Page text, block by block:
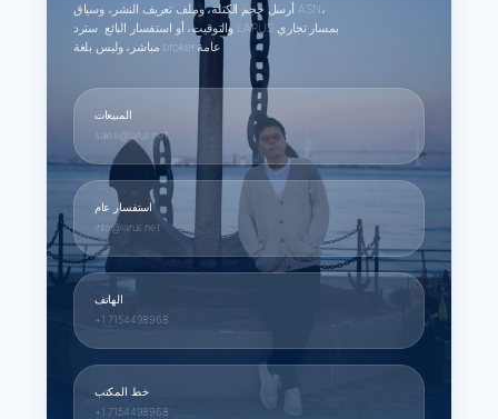
أرسل حجم الكتلة، وملف تعريف النشر، وسياق ASN،
والتوقيت، أو استفسار البائع. سترد LARUS بمسار تجاري
مباشر، وليس بلغة broker عامة.
المبيعات
sales@larus.net
استفسار عام
info@larus.net
الهاتف
+1 7154498968
خط المكتب
+1 7154498968